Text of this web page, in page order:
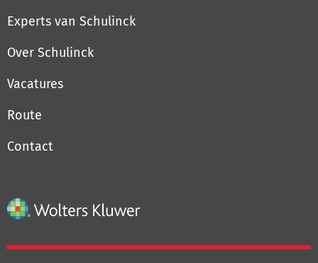
Experts van Schulinck
Over Schulinck
Vacatures
Route
Contact